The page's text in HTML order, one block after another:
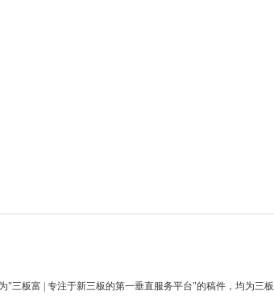
"三板富 | 专注于新三板的第一垂直服务平台"的稿件，均为三板